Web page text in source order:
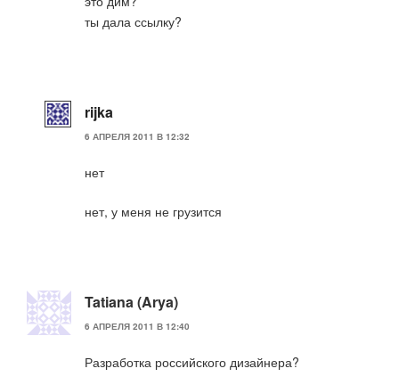
ты дала ссылку?
rijka
6 АПРЕЛЯ 2011 В 12:32
нет
нет, у меня не грузится
Tatiana (Arya)
6 АПРЕЛЯ 2011 В 12:40
Разработка российского дизайнера?